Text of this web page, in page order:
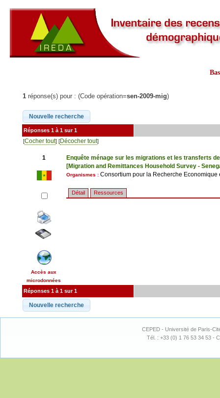
1 réponse(s) pour : (Code opération=sen-2009-mig)
Réponses 1 à 1 sur 1
[Cocher tout] [Décocher tout]
1
Accès aux
microdonnées
Enquête ménage sur les migrations et les transferts
[Migration and Remittances Household Survey -
Organismes : Consortium pour la Recherche Economique
Détail Ressources
Réponses 1 à 1 sur 1
CEPED - Université de Paris-
Tél. : +33 (0) 1 76 53 34 53 -